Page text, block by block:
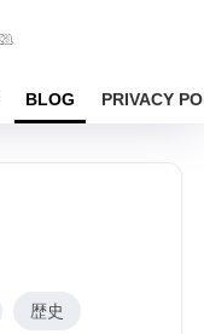
BLOG PRIVACY
歴史